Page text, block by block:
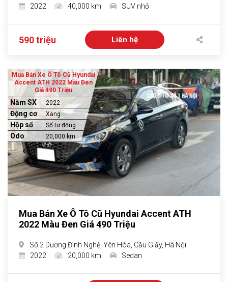
2022
40,000 km SUV nhỏ
590 triệu Liên hệ
Mua Bán Xe Ô Tô Cũ Hyundai
Accent ATH 2022 Màu Đen
Giá 490 Triệu
Năm SX 2022
Động cơ Xăng
Hộp số Số tự động
Odo 20,000 km
Mua Bán Xe Ô Tô Cũ Hyundai Accent ATH
2022 Màu Đen Giá 490 Triệu
Số 2 Dương Đình Nghệ, Yên Hòa, Cầu Giấy, Hà Nội
2022
20,000 km Sedan